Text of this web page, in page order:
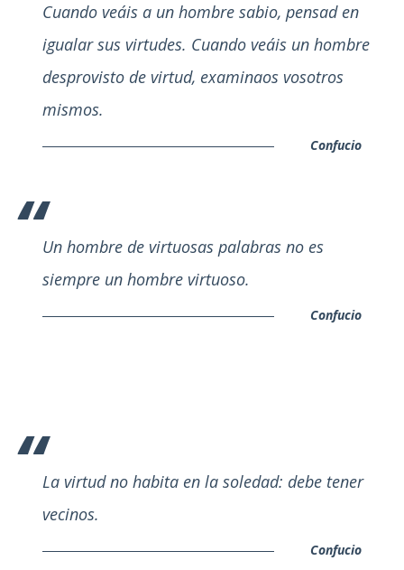
Cuando veáis a un hombre sabio, pensad en
igualar sus virtudes. Cuando veáis un hombre
desprovisto de virtud, examinaos vosotros
mismos.
Confucio
Un hombre de virtuosas palabras no es
siempre un hombre virtuoso.
Confucio
La virtud no habita en la soledad: debe tener
vecinos.
Confucio